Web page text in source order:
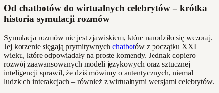
Od chatbotów do wirtualnych celebrytów – krótka
historia symulacji rozmów
Symulacja rozmów nie jest zjawiskiem, które narodziło się wczoraj.
Jej korzenie sięgają prymitywnych chatbotów z początku XXI
wieku, które odpowiadały na proste komendy. Jednak dopiero
rozwój zaawansowanych modeli językowych oraz sztucznej
inteligencji sprawił, że dziś mówimy o autentycznych, niemal
ludzkich interakcjach – również z wirtualnymi wersjami celebrytów.